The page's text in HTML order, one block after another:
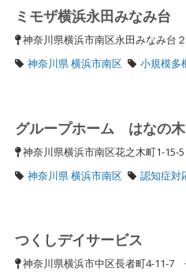
ミモザ横浜永田みなみ台
神奈川県横浜市南区永田みなみ台
神奈川県 横浜市南区
小規模多
グループホーム はなの木
神奈川県横浜市南区花之木町1-
神奈川県 横浜市南区
認知症対
つくしデイサービス
神奈川県横浜市中区長者町4-11-7